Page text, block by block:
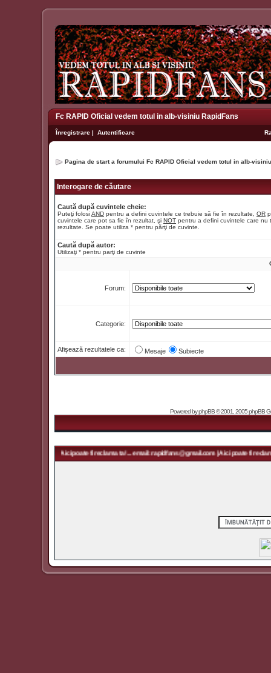
Fc RAPID Oficial vedem totul in alb-visiniu RapidFans
Înregistrare | Autentificare
Pagina de start a forumului Fc RAPID Oficial vedem totul in alb-
Interogare de căutare
Caută după cuvintele cheie:
Puteţi folosiAND pentru a defini cuvintele ce trebuie să fie în rezultate, OR
cuvintele care pot sa fie în rezultat, şi NOT pentru a defini cuvintele care nu
rezultate. Se poate utiliza * pentru părţi de cuvinte.
Caută după autor:
Utilizaţi * pentru parţi de cuvinte
Forum:
Categorie:
Afişează rezultatele ca: Mesaje Subiecte
Powered byphpBB© 2001, 2005 phpBB
| Aici poate fi reclama ta! ... email: rapidfans@gmail.com | Aici poate fi reclama